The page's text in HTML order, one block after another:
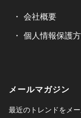
会社概要
個人情報保護
メールマガジン
最近のトレンドをメ